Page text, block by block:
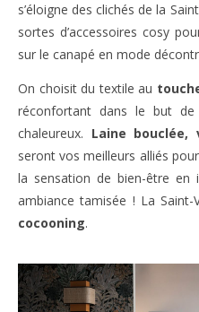
s’éloigne des clichés de la
sortes d’accessoires cosy
sur le canapé en mode
On choisit du textile au
réconfortant dans le but
chaleureux. Laine
seront vos meilleurs alliés
la sensation de bien-être en
ambiance tamisée ! La Saint-
cocooning.